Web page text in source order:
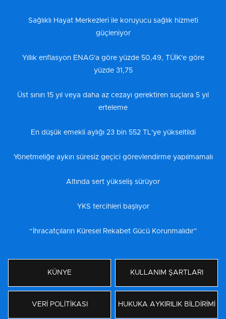
Sağlıklı Hayat Merkezleri ile koruyucu sağlık hizmeti
güçleniyor
Yıllık enflasyon ENAG'a göre yüzde 50,49, TÜİK'e göre
yüzde 31,75
Üst sınırı 15 yıl veya daha az cezayı gerektiren suçlara 5 yıl
erteleme
En düşük emekli aylığı 23 bin 552 TL'ye yükseltildi
Yönetmeliğe aykırı süresiz geçici görevlendirme yapılmamalı
Altında sert yükseliş sürüyor
YKS tercihleri başlıyor
“İhracatçıların Küresel Rekabet Gücü Korunmalıdır”
KÜNYE KULLANIM ŞARTLARI
VERİ POLİTİKASI HUKUKA AYKIRILIK BİLDİRİMİ